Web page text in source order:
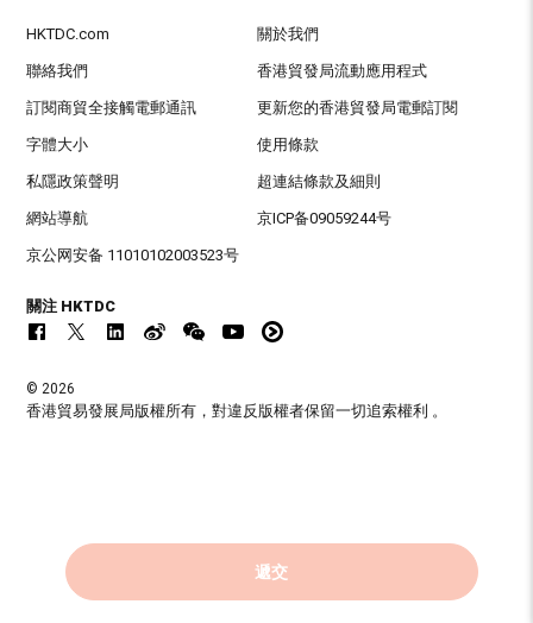
遞交
HKTDC.com 關於我們
聯絡我們 香港貿發局流動應用程式
訂閱商貿全接觸電郵通訊 更新您的香港貿發局電郵訂閱
字體大小 使用條款
私隱政策聲明 超連結條款及細則
網站導航 京ICP备09059244号
京公网安备 11010102003523号
關注 HKTDC
© 2026
香港貿易發展局版權所有，對違反版權者保留一切追索權利 。